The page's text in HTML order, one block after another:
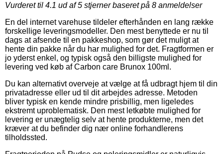
Vurderet til 4.1 ud af 5 stjerner baseret på 8 anmeldelser
En del internet varehuse tildeler efterhånden en lang række
forskellige leveringsmodeller. Den mest benyttede er nu til
dags at afsende til en pakkeshop, som gør det muligt at
hente din pakke når du har mulighed for det. Fragtformen er
jo yderst enkel, og typisk også den billigste mulighed for
levering ved køb af Carbon care Brunox 100ml.
Du kan alternativt overveje at vælge at få udbragt hjem til din
privatadresse eller ud til dit arbejdes adresse. Metoden
bliver typisk en kende mindre prisbillig, men ligeledes
ekstremt uproblematisk. Den mest letkøbte mulighed for
levering er unægtelig selv at hente produkterne, men det
kræver at du befinder dig nær online forhandlerens
tilholdssted.